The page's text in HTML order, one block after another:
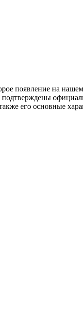
появление на
его основные